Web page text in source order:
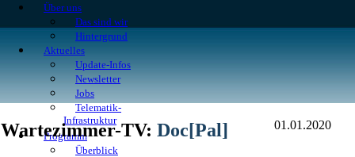
Über uns
Das sind wir
Hintergrund
Aktuelles
Update-Infos
Newsletter
Jobs
Telematik-
Infrastruktur
Programm
Überblick
Wartezimmer-TV: Doc[Pal] 01.01.2020